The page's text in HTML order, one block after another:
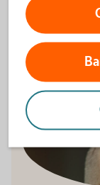
finansieringen
skapar utrymme